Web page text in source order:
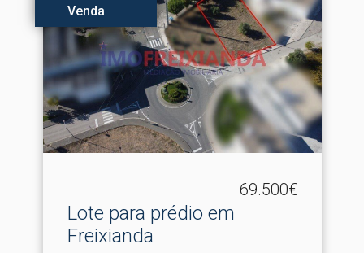
Venda
69.500€
Lote para prédio em
Freixianda